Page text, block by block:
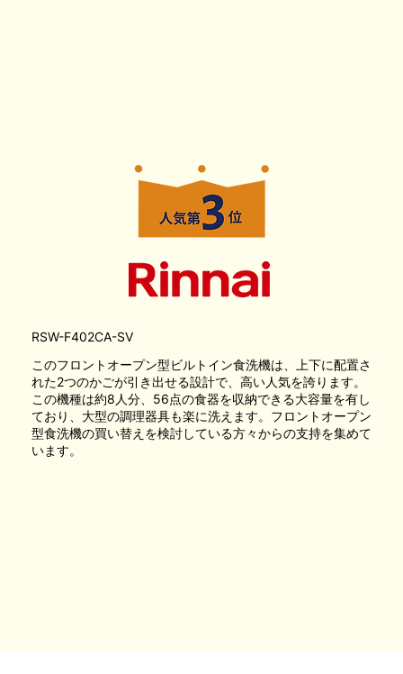
このフロントオープン型ビルトイン食洗機は、上下に配置さ
れた2つのかごが引き出せる設計で、高い人気を誇ります。
この機種は約8人分、56点の食器を収納できる大容量を有し
ており、大型の調理器具も楽に洗えます。フロントオープン
型食洗機の買い替えを検討している方々からの支持を集めて
います。
RSW-F402CA-SV